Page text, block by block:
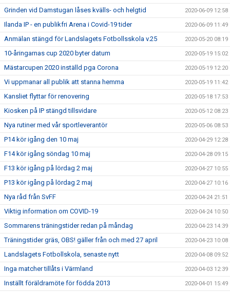
Grinden vid Damstugan låses kvälls- och helgtid 2020-06-09 12:58
Ilanda IP - en publikfri Arena i Covid-19 tider 2020-06-09 11:49
Anmälan stängd för Landslagets Fotbollsskola v.25 2020-05-20 08:19
10-åringarnas cup 2020 byter datum 2020-05-19 15:02
Mästarcupen 2020 inställd pga Corona 2020-05-19 12:20
Vi uppmanar all publik att stanna hemma 2020-05-19 11:42
Kansliet flyttar för renovering 2020-05-18 17:53
Kiosken på IP stängd tillsvidare 2020-05-12 08:23
Nya rutiner med vår sportleverantör 2020-05-06 08:53
P14 kör igång den 10 maj 2020-04-29 12:28
F14 kör igång söndag 10 maj 2020-04-28 09:15
F13 kör igång på lördag 2 maj 2020-04-27 10:55
P13 kör igång på lördag 2 maj 2020-04-27 10:16
Nya råd från SvFF 2020-04-24 21:51
Viktig information om COVID-19 2020-04-24 10:50
Sommarens träningstider redan på måndag 2020-04-23 14:39
Träningstider gräs, OBS! gäller från och med 27 april 2020-04-23 10:08
Landslagets Fotbollskola, senaste nytt 2020-04-08 09:52
Inga matcher tillåts i Värmland 2020-04-03 12:39
Inställt föräldramöte för födda 2013 2020-04-01 15:49